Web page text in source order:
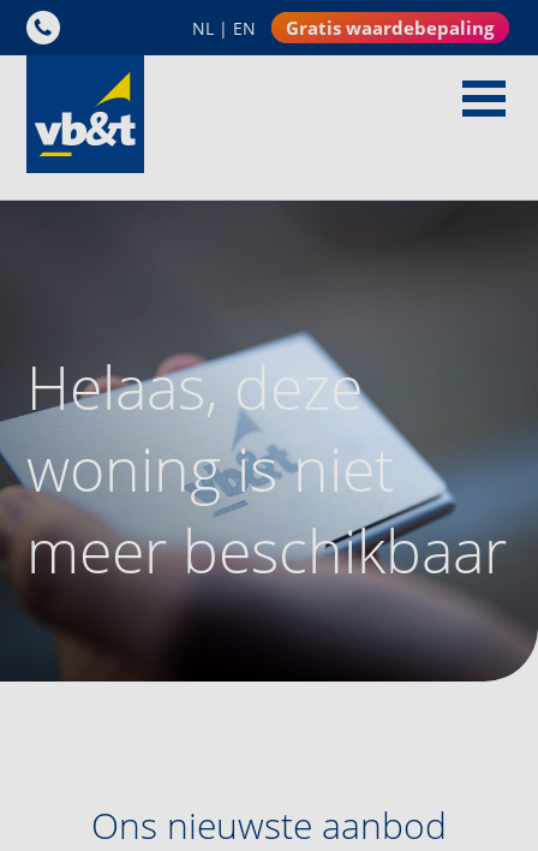
NL | EN Gratis waardebepaling
Helaas, deze
woning is niet
meer beschikbaar
Ons nieuwste aanbod